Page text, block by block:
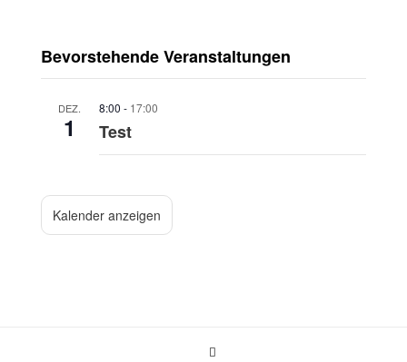
Bevorstehende Veranstaltungen
DEZ.
1
8:00 - 17:00
Test
Kalender anzeigen